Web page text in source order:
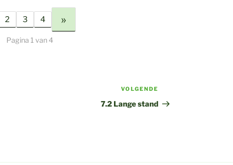
2 3 4 »
Pagina 1 van 4
bericht
VOLGENDE
7.2 Lange stand